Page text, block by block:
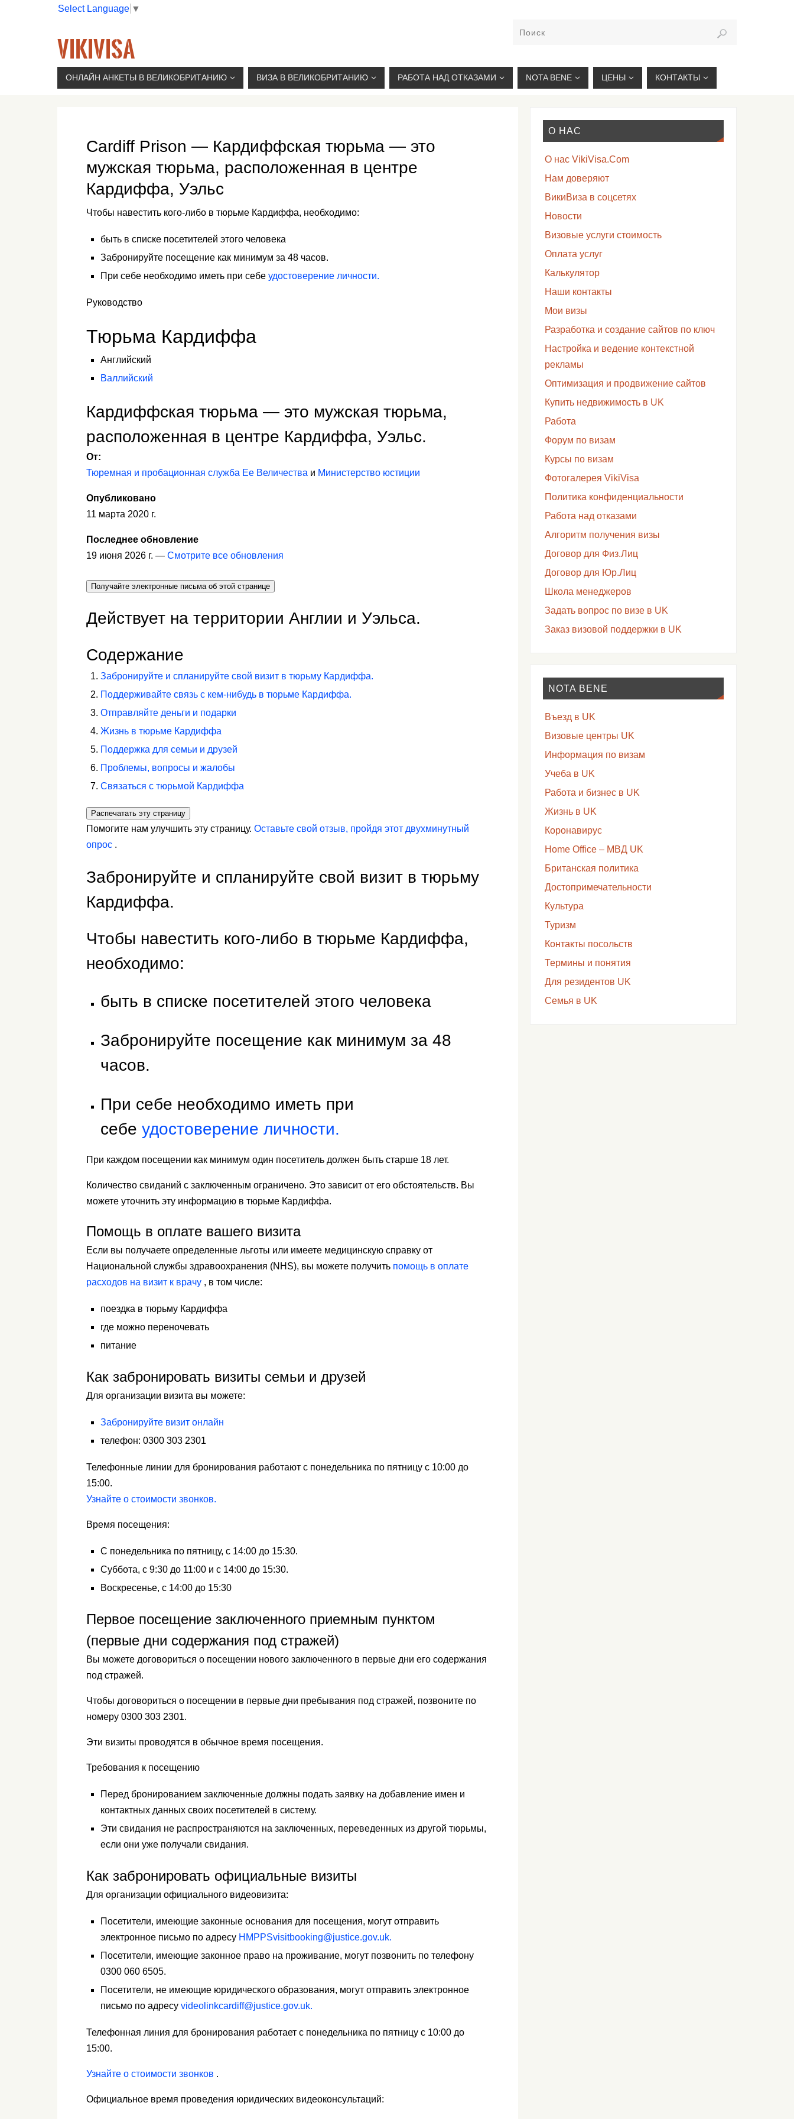
Select Language ▼
VIKIVISA
Г. МОСКВА, 2-Й СЫРОМЯТНИЧЕСКИЙ ПЕР., 11, М. КУРСКАЯ, +7(926)734-03-33, +7(926)274-03-33, VISA@VIKIVISA.RU
ОНЛАЙН АНКЕТЫ В ВЕЛИКОБРИТАНИЮ ВИЗА В ВЕЛИКОБРИТАНИЮ РАБОТА НАД ОТКАЗАМИ NOTA BENE ЦЕНЫ КОНТАКТЫ
Cardiff Prison — Кардиффская тюрьма — это
мужская тюрьма, расположенная в центре
Кардиффа, Уэльс
Чтобы навестить кого-либо в тюрьме Кардиффа, необходимо:
быть в списке посетителей этого человека
Забронируйте посещение как минимум за 48 часов.
При себе необходимо иметь при себе удостоверение личности.
Руководство
Тюрьма Кардиффа
Английский
Валлийский
Кардиффская тюрьма — это мужская тюрьма,
расположенная в центре Кардиффа, Уэльс.
От:
Тюремная и пробационная служба Ее Величества и Министерство юстиции
Опубликовано
11 марта 2020 г.
Последнее обновление
19 июня 2026 г. — Смотрите все обновления
Получайте электронные письма об этой странице
Действует на территории Англии и Уэльса.
Содержание
Забронируйте и спланируйте свой визит в тюрьму Кардиффа.
Поддерживайте связь с кем-нибудь в тюрьме Кардиффа.
Отправляйте деньги и подарки
Жизнь в тюрьме Кардиффа
Поддержка для семьи и друзей
Проблемы, вопросы и жалобы
Связаться с тюрьмой Кардиффа
Распечатать эту страницу
Помогите нам улучшить эту страницу. Оставьте свой отзыв, пройдя этот двухминутный
опрос .
Забронируйте и спланируйте свой визит в тюрьму
Кардиффа.
Чтобы навестить кого-либо в тюрьме Кардиффа,
необходимо:
быть в списке посетителей этого человека
Забронируйте посещение как минимум за 48
часов.
При себе необходимо иметь при
себе удостоверение личности.
При каждом посещении как минимум один посетитель должен быть старше 18 лет.
Количество свиданий с заключенным ограничено. Это зависит от его обстоятельств. Вы
можете уточнить эту информацию в тюрьме Кардиффа.
Помощь в оплате вашего визита
Если вы получаете определенные льготы или имеете медицинскую справку от
Национальной службы здравоохранения (NHS), вы можете получить помощь в оплате
расходов на визит к врачу , в том числе:
поездка в тюрьму Кардиффа
где можно переночевать
питание
Как забронировать визиты семьи и друзей
Для организации визита вы можете:
Забронируйте визит онлайн
телефон: 0300 303 2301
Телефонные линии для бронирования работают с понедельника по пятницу с 10:00 до
15:00.
Узнайте о стоимости звонков.
Время посещения:
С понедельника по пятницу, с 14:00 до 15:30.
Суббота, с 9:30 до 11:00 и с 14:00 до 15:30.
Воскресенье, с 14:00 до 15:30
Первое посещение заключенного приемным пунктом
(первые дни содержания под стражей)
Вы можете договориться о посещении нового заключенного в первые дни его содержания
под стражей.
Чтобы договориться о посещении в первые дни пребывания под стражей, позвоните по
номеру 0300 303 2301.
Эти визиты проводятся в обычное время посещения.
Требования к посещению
Перед бронированием заключенные должны подать заявку на добавление имен и
контактных данных своих посетителей в систему.
Эти свидания не распространяются на заключенных, переведенных из другой тюрьмы,
если они уже получали свидания.
Как забронировать официальные визиты
Для организации официального видеовизита:
Посетители, имеющие законные основания для посещения, могут отправить
электронное письмо по адресу HMPPSvisitbooking@justice.gov.uk.
Посетители, имеющие законное право на проживание, могут позвонить по телефону
0300 060 6505.
Посетители, не имеющие юридического образования, могут отправить электронное
письмо по адресу videolinkcardiff@justice.gov.uk.
Телефонная линия для бронирования работает с понедельника по пятницу с 10:00 до
15:00.
Узнайте о стоимости звонков .
Официальное время проведения юридических видеоконсультаций:
О НАС
О нас VikiVisa.Com
Нам доверяют
ВикиВиза в соцсетях
Новости
Визовые услуги стоимость
Оплата услуг
Калькулятор
Наши контакты
Мои визы
Разработка и создание сайтов по ключ
Настройка и ведение контекстной
рекламы
Оптимизация и продвижение сайтов
Купить недвижимость в UK
Работа
Форум по визам
Курсы по визам
Фотогалерея VikiVisa
Политика конфиденциальности
Работа над отказами
Алгоритм получения визы
Договор для Физ.Лиц
Договор для Юр.Лиц
Школа менеджеров
Задать вопрос по визе в UK
Заказ визовой поддержки в UK
NOTA BENE
Въезд в UK
Визовые центры UK
Информация по визам
Учеба в UK
Работа и бизнес в UK
Жизнь в UK
Коронавирус
Home Office – МВД UK
Британская политика
Достопримечательности
Культура
Туризм
Контакты посольств
Термины и понятия
Для резидентов UK
Семья в UK